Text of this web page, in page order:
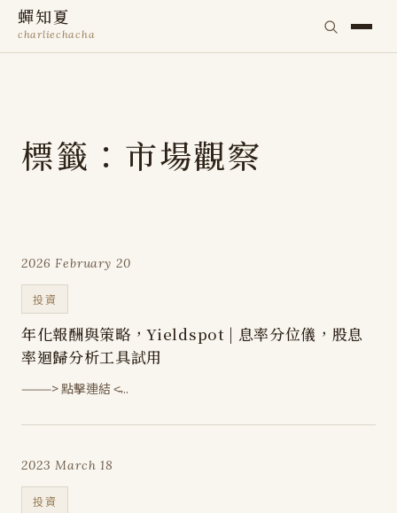
蟬知夏
charliechacha
標籤：市場觀察
2026 February 20
投資
年化報酬與策略，Yieldspot | 息率分位儀，股息
率迴歸分析工具試用
———> 點擊連結 <̵...
2023 March 18
投資